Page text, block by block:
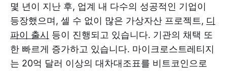
몇 년이 지난 후, 업계 내 다수의 성공적인 기업이
등장했으며, 셀 수 없이 많은 가상자산 프로젝트, 디
파이 출시 등이 진행되고 있습니다. 기관의 채택 또
한 빠르게 증가하고 있습니다. 마이크로스트레티지
는 20억 달러 이상의 대차대조표를 비트코인으로